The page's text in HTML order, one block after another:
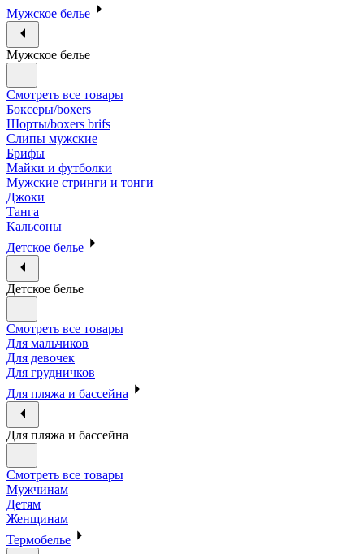
Мужское белье
Мужское белье
Смотреть все товары
Боксеры/boxers
Шорты/boxers brifs
Слипы мужские
Брифы
Майки и футболки
Мужские стринги и тонги
Джоки
Танга
Кальсоны
Детское белье
Детское белье
Смотреть все товары
Для мальчиков
Для девочек
Для грудничков
Для пляжа и бассейна
Для пляжа и бассейна
Смотреть все товары
Мужчинам
Детям
Женщинам
Термобелье